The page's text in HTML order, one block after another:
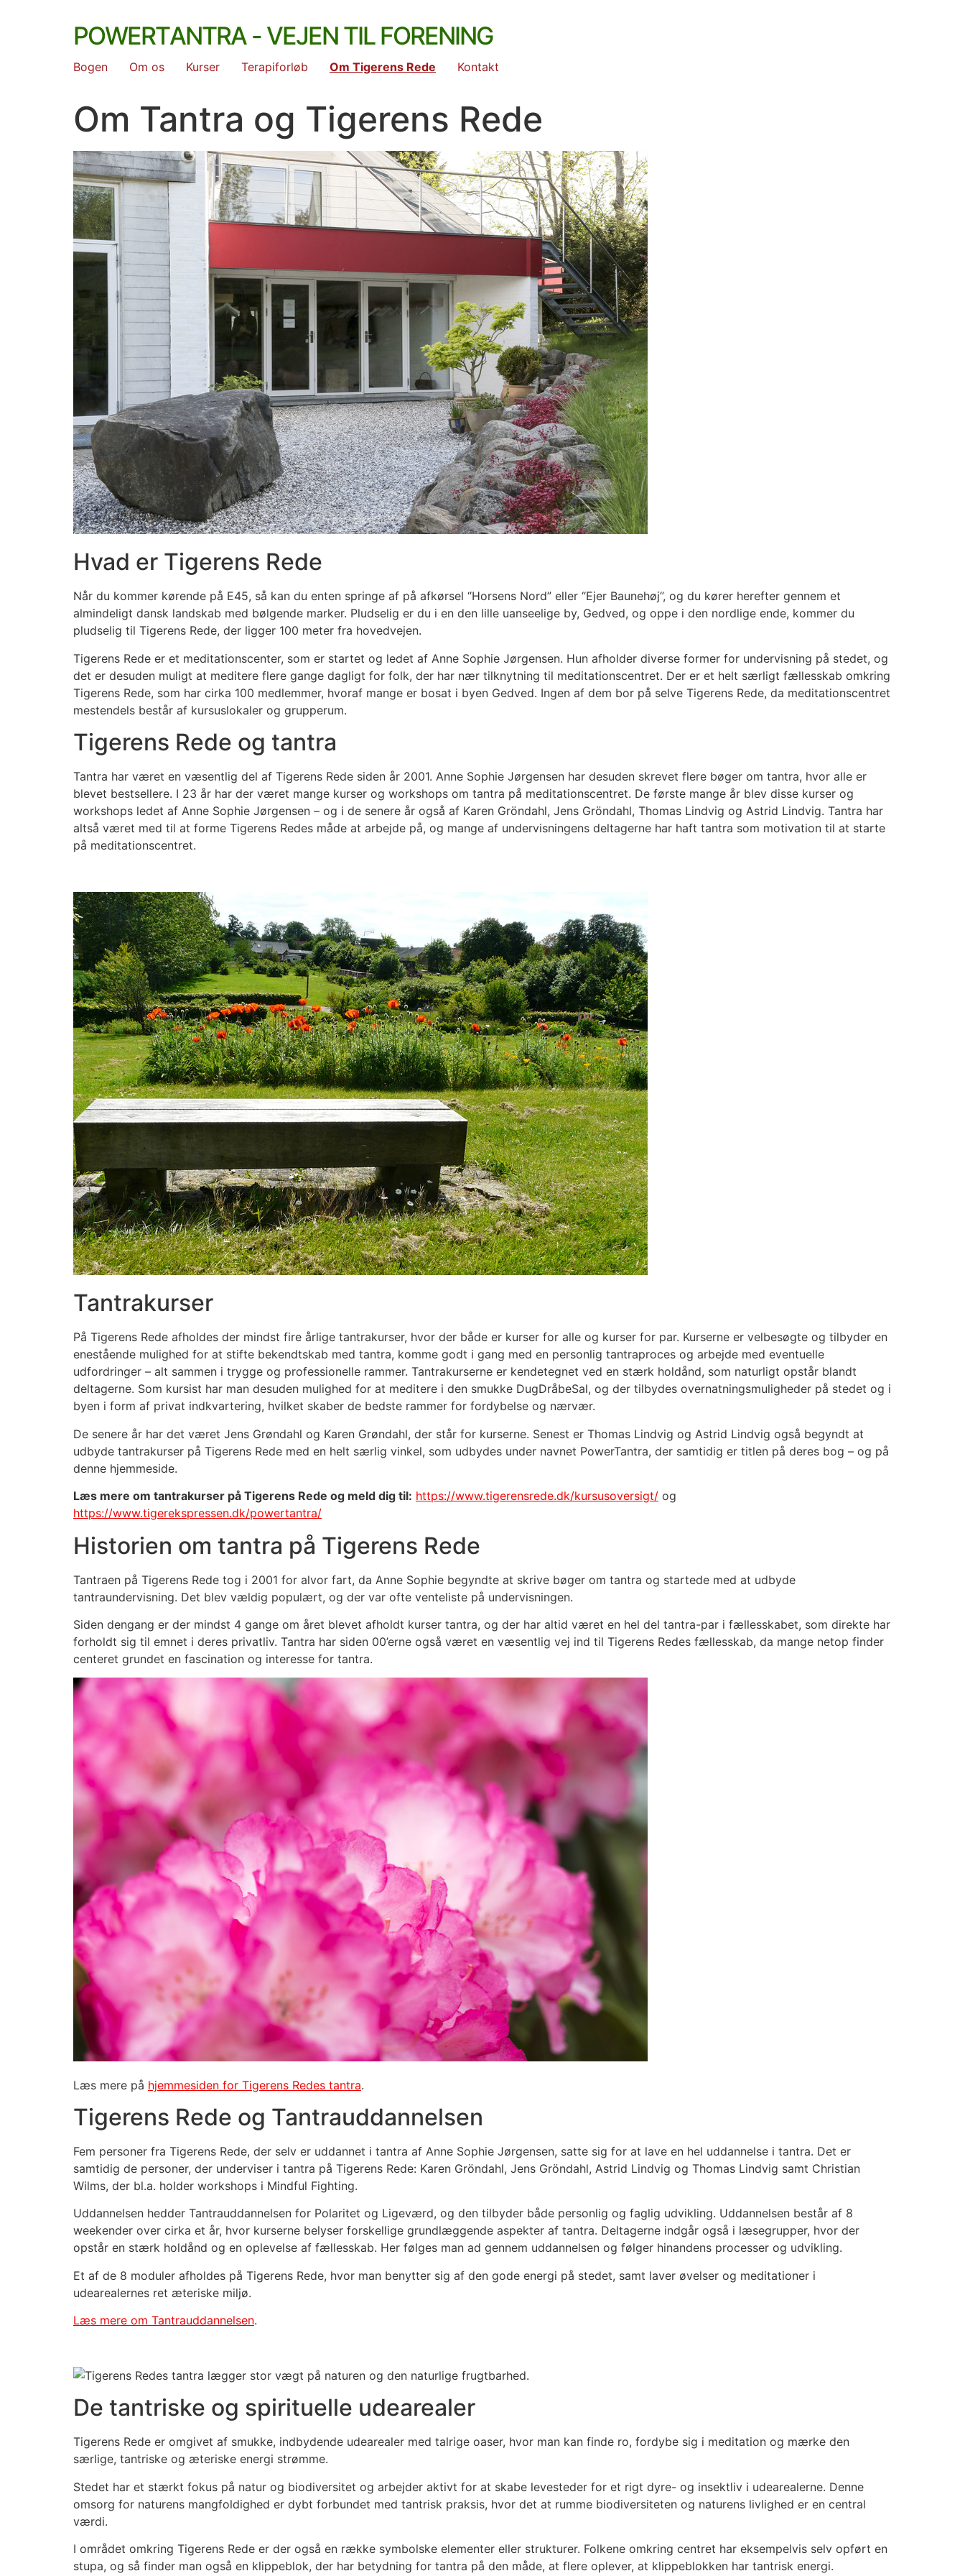
PowerTantra - vejen til forening
Bogen Om os Kurser Terapiforløb Om Tigerens Rede Kontakt
Om Tantra og Tigerens Rede
Hvad er Tigerens Rede
Når du kommer kørende på E45, så kan du enten springe af på afkørsel “Horsens Nord” eller “Ejer Baunehøj”, og du kører herefter gennem et
almindeligt dansk landskab med bølgende marker. Pludselig er du i en den lille uanseelige by, Gedved, og oppe i den nordlige ende, kommer du
pludselig til Tigerens Rede, der ligger 100 meter fra hovedvejen.
Tigerens Rede er et meditationscenter, som er startet og ledet af Anne Sophie Jørgensen. Hun afholder diverse former for undervisning på stedet, og
det er desuden muligt at meditere flere gange dagligt for folk, der har nær tilknytning til meditationscentret. Der er et helt særligt fællesskab omkring
Tigerens Rede, som har cirka 100 medlemmer, hvoraf mange er bosat i byen Gedved. Ingen af dem bor på selve Tigerens Rede, da meditationscentret
mestendels består af kursuslokaler og grupperum.
Tigerens Rede og tantra
Tantra har været en væsentlig del af Tigerens Rede siden år 2001. Anne Sophie Jørgensen har desuden skrevet flere bøger om tantra, hvor alle er
blevet bestsellere. I 23 år har der været mange kurser og workshops om tantra på meditationscentret. De første mange år blev disse kurser og
workshops ledet af Anne Sophie Jørgensen – og i de senere år også af Karen Gröndahl, Jens Gröndahl, Thomas Lindvig og Astrid Lindvig. Tantra har
altså været med til at forme Tigerens Redes måde at arbejde på, og mange af undervisningens deltagerne har haft tantra som motivation til at starte
på meditationscentret.
Tantrakurser
På Tigerens Rede afholdes der mindst fire årlige tantrakurser, hvor der både er kurser for alle og kurser for par. Kurserne er velbesøgte og tilbyder en
enestående mulighed for at stifte bekendtskab med tantra, komme godt i gang med en personlig tantraproces og arbejde med eventuelle
udfordringer – alt sammen i trygge og professionelle rammer. Tantrakurserne er kendetegnet ved en stærk holdånd, som naturligt opstår blandt
deltagerne. Som kursist har man desuden mulighed for at meditere i den smukke DugDråbeSal, og der tilbydes overnatningsmuligheder på stedet og i
byen i form af privat indkvartering, hvilket skaber de bedste rammer for fordybelse og nærvær.
De senere år har det været Jens Grøndahl og Karen Grøndahl, der står for kurserne. Senest er Thomas Lindvig og Astrid Lindvig også begyndt at
udbyde tantrakurser på Tigerens Rede med en helt særlig vinkel, som udbydes under navnet PowerTantra, der samtidig er titlen på deres bog – og på
denne hjemmeside.
Læs mere om tantrakurser på Tigerens Rede og meld dig til: https://www.tigerensrede.dk/kursusoversigt/ og
https://www.tigerekspressen.dk/powertantra/
Historien om tantra på Tigerens Rede
Tantraen på Tigerens Rede tog i 2001 for alvor fart, da Anne Sophie begyndte at skrive bøger om tantra og startede med at udbyde
tantraundervisning. Det blev vældig populært, og der var ofte venteliste på undervisningen.
Siden dengang er der mindst 4 gange om året blevet afholdt kurser tantra, og der har altid været en hel del tantra-par i fællesskabet, som direkte har
forholdt sig til emnet i deres privatliv. Tantra har siden 00’erne også været en væsentlig vej ind til Tigerens Redes fællesskab, da mange netop finder
centeret grundet en fascination og interesse for tantra.
Læs mere på hjemmesiden for Tigerens Redes tantra.
Tigerens Rede og Tantrauddannelsen
Fem personer fra Tigerens Rede, der selv er uddannet i tantra af Anne Sophie Jørgensen, satte sig for at lave en hel uddannelse i tantra. Det er
samtidig de personer, der underviser i tantra på Tigerens Rede: Karen Gröndahl, Jens Gröndahl, Astrid Lindvig og Thomas Lindvig samt Christian
Wilms, der bl.a. holder workshops i Mindful Fighting.
Uddannelsen hedder Tantrauddannelsen for Polaritet og Ligeværd, og den tilbyder både personlig og faglig udvikling. Uddannelsen består af 8
weekender over cirka et år, hvor kurserne belyser forskellige grundlæggende aspekter af tantra. Deltagerne indgår også i læsegrupper, hvor der
opstår en stærk holdånd og en oplevelse af fællesskab. Her følges man ad gennem uddannelsen og følger hinandens processer og udvikling.
Et af de 8 moduler afholdes på Tigerens Rede, hvor man benytter sig af den gode energi på stedet, samt laver øvelser og meditationer i
udearealernes ret æteriske miljø.
Læs mere om Tantrauddannelsen.
De tantriske og spirituelle udearealer
Tigerens Rede er omgivet af smukke, indbydende udearealer med talrige oaser, hvor man kan finde ro, fordybe sig i meditation og mærke den
særlige, tantriske og æteriske energi strømme.
Stedet har et stærkt fokus på natur og biodiversitet og arbejder aktivt for at skabe levesteder for et rigt dyre- og insektliv i udearealerne. Denne
omsorg for naturens mangfoldighed er dybt forbundet med tantrisk praksis, hvor det at rumme biodiversiteten og naturens livlighed er en central
værdi.
I området omkring Tigerens Rede er der også en række symbolske elementer eller strukturer. Folkene omkring centret har eksempelvis selv opført en
stupa, og så finder man også en klippeblok, der har betydning for tantra på den måde, at flere oplever, at klippeblokken har tantrisk energi.